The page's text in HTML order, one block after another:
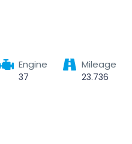
Engine
37
Mileage
23.736